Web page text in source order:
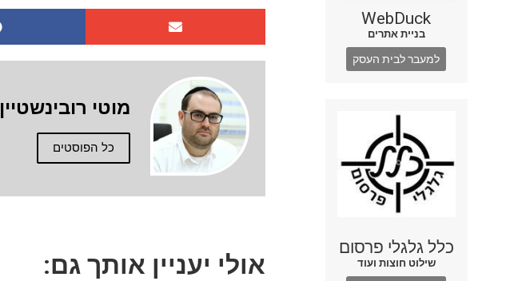
WebDuck
בניית אתרים
למעבר לבית העסק
כלל גלגלי פרסום
שילוט חוצות ועוד
מוטי רובינשטיין
כל הפוסטים
אולי יעניין אותך גם: